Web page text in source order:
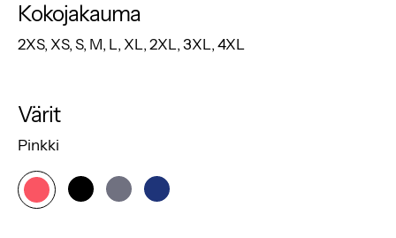
Kokojakauma
2XS, XS, S, M, L, XL, 2XL, 3XL, 4XL
Värit
Pinkki